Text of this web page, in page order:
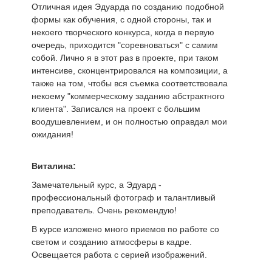
Отличная идея Эдуарда по созданию подобной
формы как обучения, с одной стороны, так и
некоего творческого конкурса, когда в первую
очередь, приходится "соревноваться" с самим
собой. Лично я в этот раз в проекте, при таком
интенсиве, сконцентрировался на композиции, а
также на том, чтобы вся съемка соответствовала
некоему "коммерческому заданию абстрактного
клиента". Записался на проект с большим
воодушевлением, и он полностью оправдал мои
ожидания!
Виталина:
Замечательный курс, а Эдуард -
профессиональный фотограф и талантливый
преподаватель. Очень рекомендую!
В курсе изложено много приемов по работе со
светом и созданию атмосферы в кадре.
Освещается работа с серией изображений.